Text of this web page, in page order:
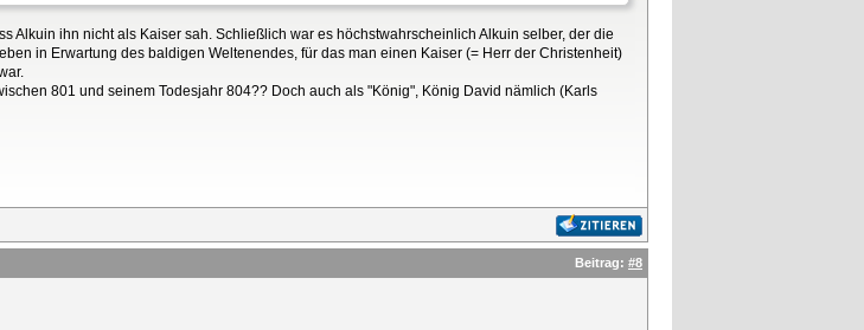
Alkuin ihn nicht als Kaiser sah. Schließlich war es höchstwahrscheinlich Alkuin selber, der die
in Erwartung des baldigen Weltenendes, für das man einen Kaiser (= Herr der Christenheit)
801 und seinem Todesjahr 804?? Doch auch als "König", König David nämlich (Karls
Beitrag: #8